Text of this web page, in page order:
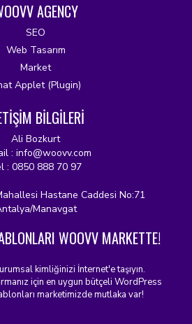
AGENCY
SEO
Web Tasarım
Market
Applet (Plugin)
BİLGİLERİ
Ali Bozkurt
: info@woovv.com
: 0850 888 70 97
Hastane Caddesi No:71
Manavgat
WOOVV MARKETTE!
kimliğinizi İnternet'e taşıyın.
için en uygun bütçeli WordPress
marketimizde mutlaka var!